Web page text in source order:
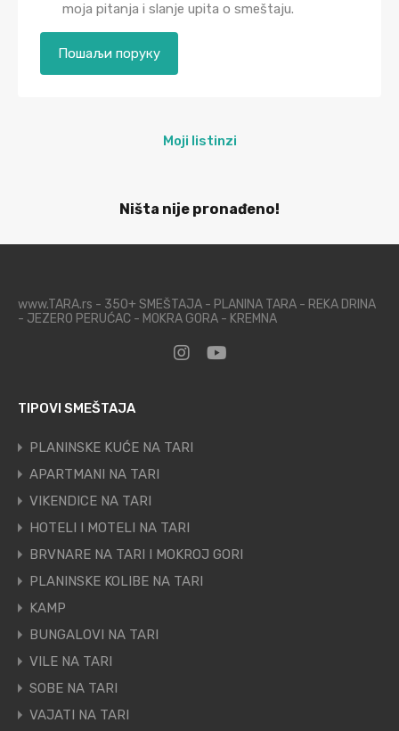
moja pitanja i slanje upita o smeštaju.
Moji listinzi
Ništa nije pronađeno!
www.TARA.rs - 350+ SMEŠTAJA - PLANINA TARA - REKA DRINA
- JEZERO PERUĆAC - MOKRA GORA - KREMNA
TIPOVI SMEŠTAJA
PLANINSKE KUĆE NA TARI
APARTMANI NA TARI
VIKENDICE NA TARI
HOTELI I MOTELI NA TARI
BRVNARE NA TARI I MOKROJ GORI
PLANINSKE KOLIBE NA TARI
KAMP
BUNGALOVI NA TARI
VILE NA TARI
SOBE NA TARI
VAJATI NA TARI